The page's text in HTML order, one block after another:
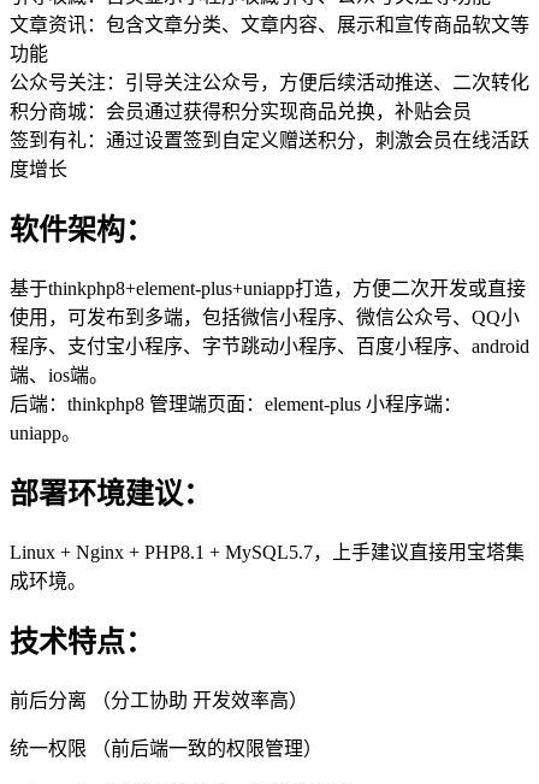
文章资讯：包含文章分类、文章内容、展示和宣传商品软文等
功能
公众号关注：引导关注公众号，方便后续活动推送、二次转化
积分商城：会员通过获得积分实现商品兑换，补贴会员
签到有礼：通过设置签到自定义赠送积分，刺激会员在线活跃
度增长
软件架构：
基于thinkphp8+element-plus+uniapp打造，方便二次开发或直接
使用，可发布到多端，包括微信小程序、微信公众号、QQ小
程序、支付宝小程序、字节跳动小程序、百度小程序、android
端、ios端。
后端：thinkphp8 管理端页面：element-plus 小程序端：
uniapp。
部署环境建议：
Linux + Nginx + PHP8.1 + MySQL5.7，上手建议直接用宝塔集
成环境。
技术特点：
前后分离 （分工协助 开发效率高）
统一权限 （前后端一致的权限管理）